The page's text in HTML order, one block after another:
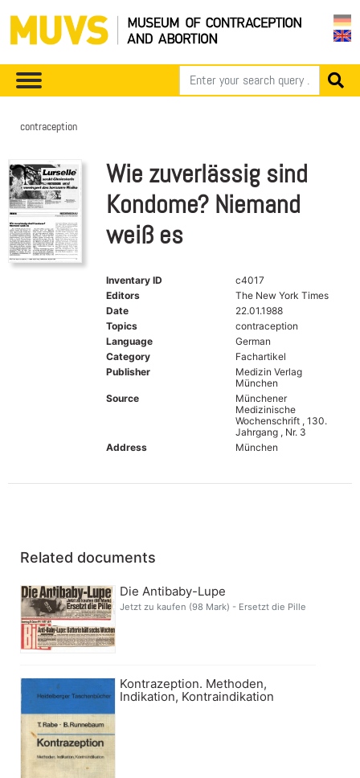
contraception
Wie zuverlässig sind
Kondome? Niemand
weiß es
Inventary ID
c4017
Editors
The New York Times
Date
22.01.1988
Topics
contraception
Language
German
Category
Fachartikel
Publisher
Medizin Verlag
München
Source
Münchener
Medizinische
Wochenschrift , 130.
Jahrgang , Nr. 3
Address
München
Related documents
Die Antibaby-Lupe
Jetzt zu kaufen (98 Mark) - Ersetzt die Pille
Kontrazeption. Methoden,
Indikation, Kontraindikation